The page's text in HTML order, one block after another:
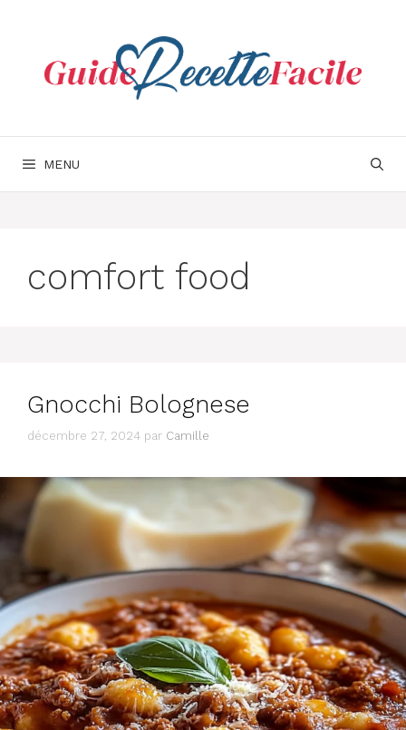
MENU
comfort food
Gnocchi Bolognese
décembre 27, 2024 par Camille